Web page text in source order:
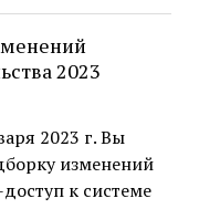
2023
2023 г. Вы
изменений
к системе